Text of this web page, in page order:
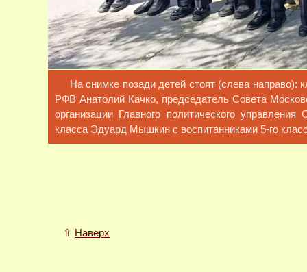
На снимке позади детей стоят (слева направо):
РФВ Анатолий Качко, председатель Совета
организации Главного политического
класса Эдуард Мышкин с воспитанниками 5-го
⇧ Наверх